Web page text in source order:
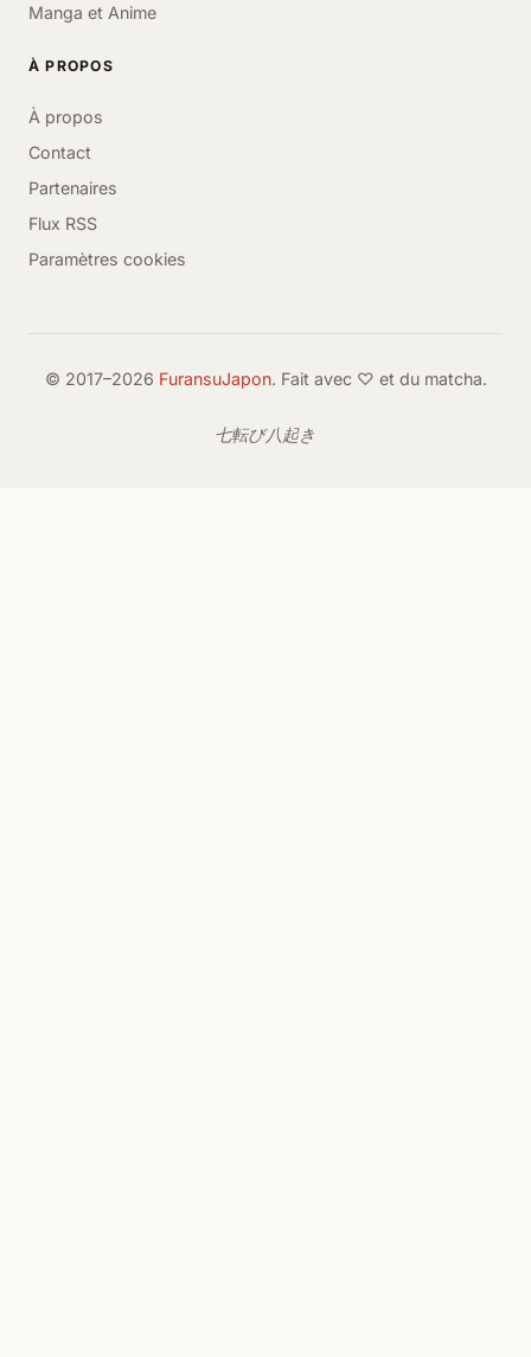
Manga et Anime
À PROPOS
À propos
Contact
Partenaires
Flux RSS
Paramètres cookies
© 2017–2026 FuransuJapon. Fait avec ♡ et du matcha.
七転び八起き